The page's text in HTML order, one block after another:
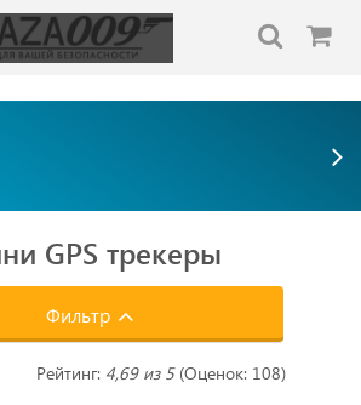
GPS трекеры
Фильтр
Рейтинг: 4,69 из 5(Оценок: 108)